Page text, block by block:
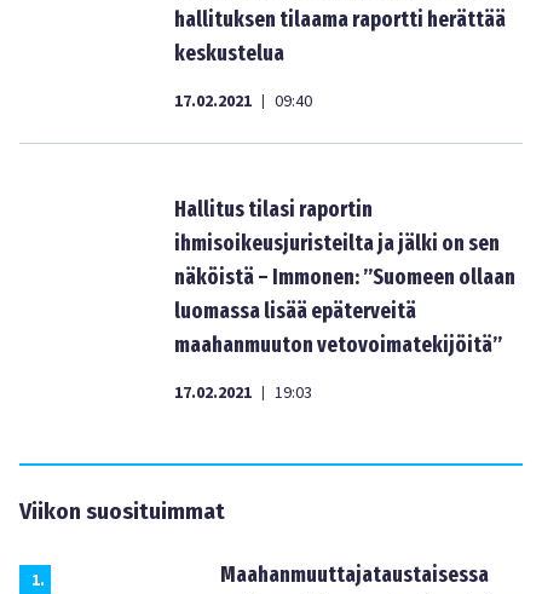
hallituksen tilaama raportti herättää
keskustelua
17.02.2021 | 09:40
Hallitus tilasi raportin
ihmisoikeusjuristeilta ja jälki on sen
näköistä – Immonen: ”Suomeen ollaan
luomassa lisää epäterveitä
maahanmuuton vetovoimatekijöitä”
17.02.2021 | 19:03
Viikon suosituimmat
1.
Maahanmuuttajataustaisessa